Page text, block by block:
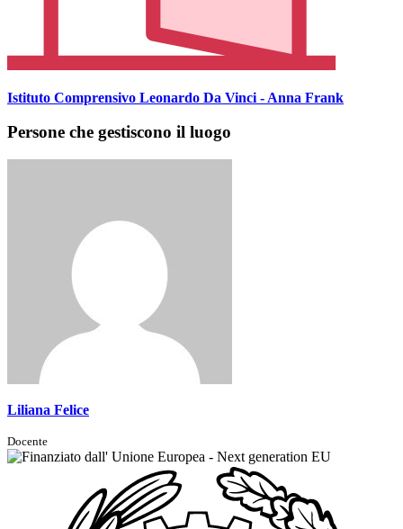
Istituto Comprensivo Leonardo Da Vinci - Anna Frank
Persone che gestiscono il luogo
Liliana Felice
Docente